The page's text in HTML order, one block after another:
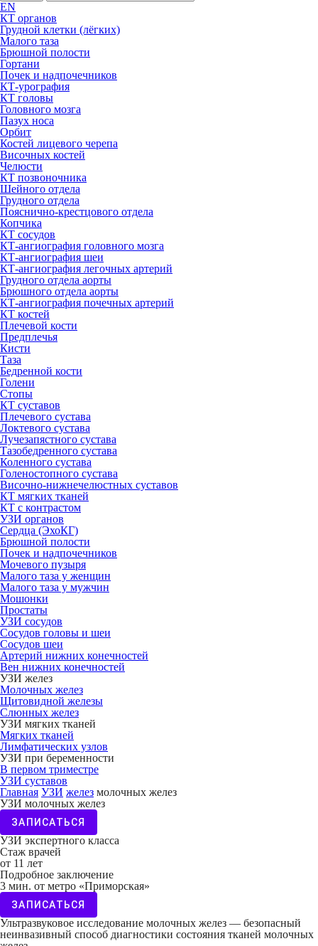
EN
КТ органов
Грудной клетки (лёгких)
Малого таза
Брюшной полости
Гортани
Почек и надпочечников
КТ-урография
КТ головы
Головного мозга
Пазух носа
Орбит
Костей лицевого черепа
Височных костей
Челюсти
КТ позвоночника
Шейного отдела
Грудного отдела
Пояснично-крестцового отдела
Копчика
КТ сосудов
КТ-ангиография головного мозга
КТ-ангиография шеи
КТ-ангиография легочных артерий
Грудного отдела аорты
Брюшного отдела аорты
КТ-ангиография почечных артерий
КТ костей
Плечевой кости
Предплечья
Кисти
Таза
Бедренной кости
Голени
Стопы
КТ суставов
Плечевого сустава
Локтевого сустава
Лучезапястного сустава
Тазобедренного сустава
Коленного сустава
Голеностопного сустава
Височно-нижнечелюстных суставов
КТ мягких тканей
КТ с контрастом
УЗИ органов
Сердца (ЭхоКГ)
Брюшной полости
Почек и надпочечников
Мочевого пузыря
Малого таза у женщин
Малого таза у мужчин
Мошонки
Простаты
УЗИ сосудов
Сосудов головы и шеи
Сосудов шеи
Артерий нижних конечностей
Вен нижних конечностей
УЗИ желез
Молочных желез
Щитовидной железы
Слюнных желез
УЗИ мягких тканей
Мягких тканей
Лимфатических узлов
УЗИ при беременности
В первом триместре
УЗИ суставов
Главная УЗИ желез молочных желез
УЗИ молочных желез
ЗАПИСАТЬСЯ
УЗИ экспертного класса
Стаж врачей
от 11 лет
Подробное заключение
3 мин. от метро «Приморская»
ЗАПИСАТЬСЯ
Ультразвуковое исследование молочных желез — безопасный
неинвазивный способ диагностики состояния тканей молочных